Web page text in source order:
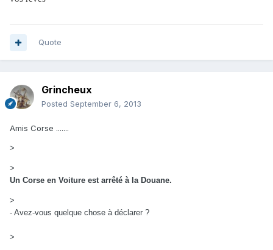
Quote
Grincheux
Posted September 6, 2013
Amis Corse .......
>
>
Un Corse en Voiture est arrêté à la Douane.
>
- Avez-vous quelque chose à déclarer ?
>